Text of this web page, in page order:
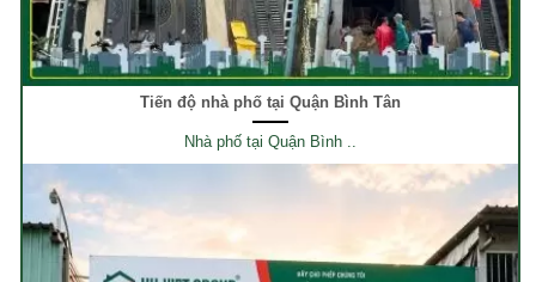
Tiến độ nhà phố tại Quận Bình Tân
Nhà phố tại Quận Bình ..